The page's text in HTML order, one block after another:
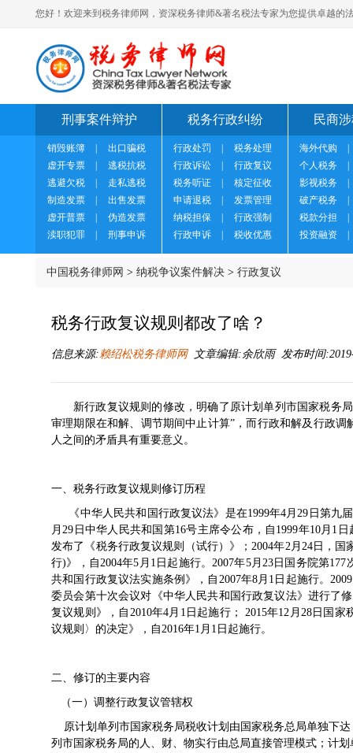
您好！欢迎来到税务律师网，资深税务律师&著名税法专家为您提供卓越的
刑事案件辩护
销毁账簿
出口骗税
虚开专票
逃税抗税
逃避欠税
走私逃税
制造发票
出售发票
虚开普票
伪造发票
渎职犯罪
刑事申诉
税务行政纠纷
行政处罚
税务处理
行政诉讼
行政复议
税务听证
核定征收
申请退税
发票管理
纳税担保
行政强制
行政申诉
税收优惠
民商
海外代购
个人税务
影视税务
破产税务
税款分担
投资融资
中国税务律师网 > 纳税争议案件解决 > 行政复议
税务行政复议规则都改了啥？
信息来源:赖绍松税务律师网文章编辑:余欣雨 发布时间
新行政复议规则的修改，明确了原计划单列市国家税务
审理期限在和解、调节期间中止计算”，而行政和解及行政
人之间的矛盾具有重要意义。
一、税务行政复议规则修订历程
《中华人民共和国行政复议法》是在1999年4月29日第九
月29日中华人民共和国第16号主席令公布，自1999年10月1
发布了《税务行政复议规则（试行）》；2004年2月24日，
行)》，自2004年5月1日起施行。2007年5月23日国务院第
共和国行政复议法实施条例》，自2007年8月1日起施行。
委员会第十次会议对《中华人民共和国行政复议法》进行了
复议规则》，自2010年4月1日起施行； 2015年12月28日国
议规则〉的决定》，自2016年1月1日起施行。
二、修订的主要内容
（一）调整行政复议管辖权
原计划单列市国家税务局税收计划由国家税务总局单独下
列市国家税务局的人、财、物实行由总局直接管理模式；计